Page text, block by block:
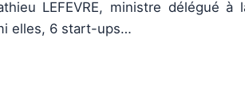
LEFEVRE, ministre délégué à
elles, 6 start-ups…